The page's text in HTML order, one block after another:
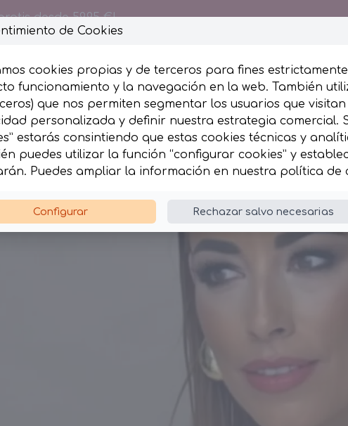
desde 59,95 €!
By La Presumida Complementos
de Cookies
cookies propias y de terceros para fines
funcionamiento y la navegación en la web. También
que nos permiten segmentar los usuarios que
personalizada y definir nuestra estrategia comercial.
estarás consintiendo que estas cookies técnicas y
puedes utilizar la función “configurar cookies” y
Puedes ampliar la información en nuestra política de
Configurar Rechazar salvo necesarias